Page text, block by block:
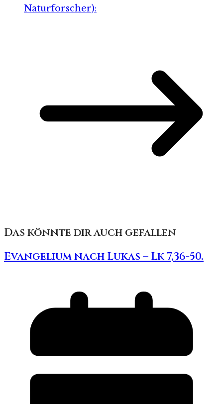
Naturforscher):
Das könnte dir auch gefallen
Evangelium nach Lukas – Lk 7,36-50.